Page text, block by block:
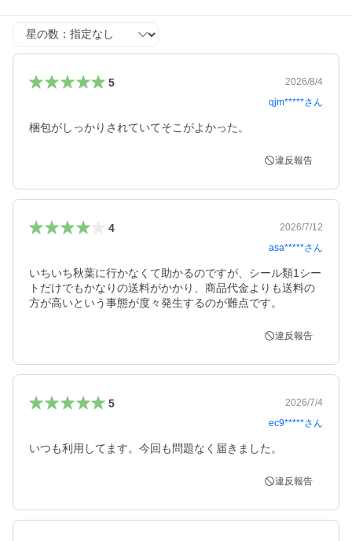
星の数
5
2026/8/4
qjm*****さん
梱包がしっかりされていてそこがよかった。
違反報告
4
2026/7/12
asa*****さん
いちいち秋葉に行かなくて助かるのですが、シール類1シー
トだけでもかなりの送料がかかり、商品代金よりも送料の
方が高いという事態が度々発生するのが難点です。
違反報告
5
2026/7/4
ec9*****さん
いつも利用してます。今回も問題なく届きました。
違反報告